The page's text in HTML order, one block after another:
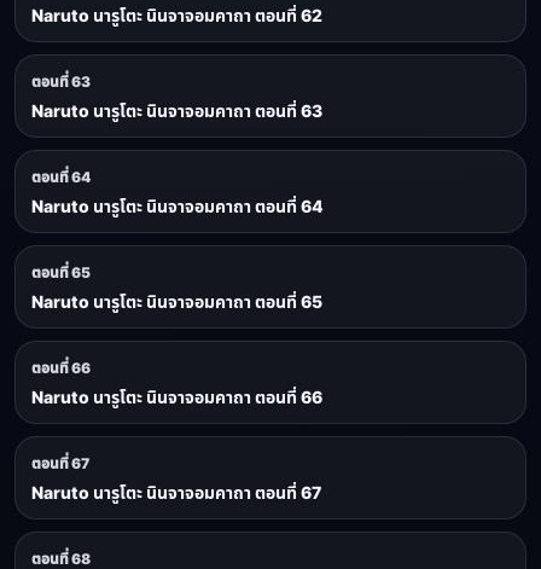
Naruto นารูโตะ นินจาจอมคาถา ตอนที่ 62
ตอนที่ 63
Naruto นารูโตะ นินจาจอมคาถา ตอนที่ 63
ตอนที่ 64
Naruto นารูโตะ นินจาจอมคาถา ตอนที่ 64
ตอนที่ 65
Naruto นารูโตะ นินจาจอมคาถา ตอนที่ 65
ตอนที่ 66
Naruto นารูโตะ นินจาจอมคาถา ตอนที่ 66
ตอนที่ 67
Naruto นารูโตะ นินจาจอมคาถา ตอนที่ 67
ตอนที่ 68